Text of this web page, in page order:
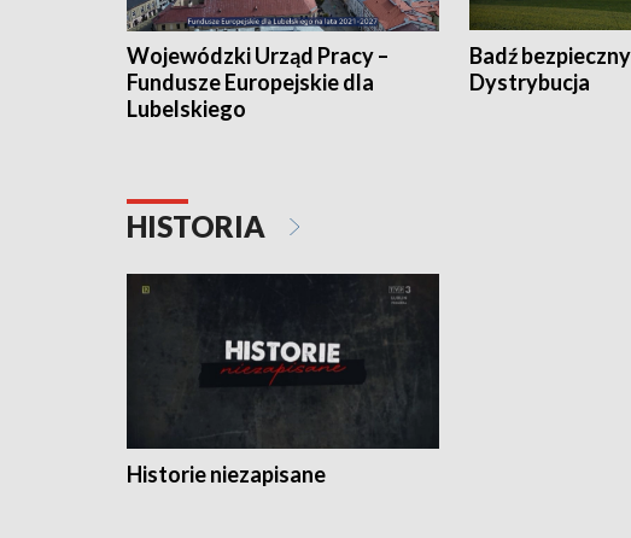
Wojewódzki Urząd Pracy –
Fundusze Europejskie dla
Lubelskiego
Badź bezpieczny
Dystrybucja
HISTORIA
Historie niezapisane